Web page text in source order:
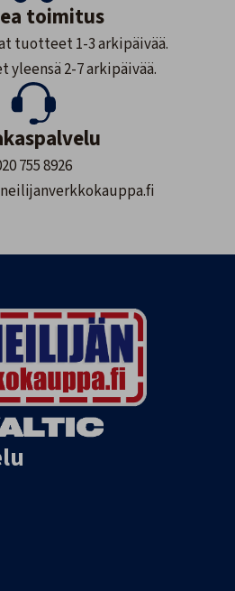
toimitus
tuotteet 1-3 arkipäivää.
2-7 arkipäivää.
755 8926